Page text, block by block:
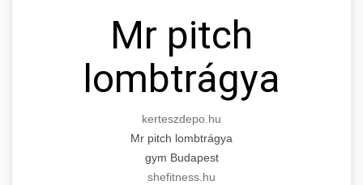
Mr pitch
lombtrágya
kerteszdepo.hu
Mr pitch lombtrágya
gym Budapest
shefitness.hu